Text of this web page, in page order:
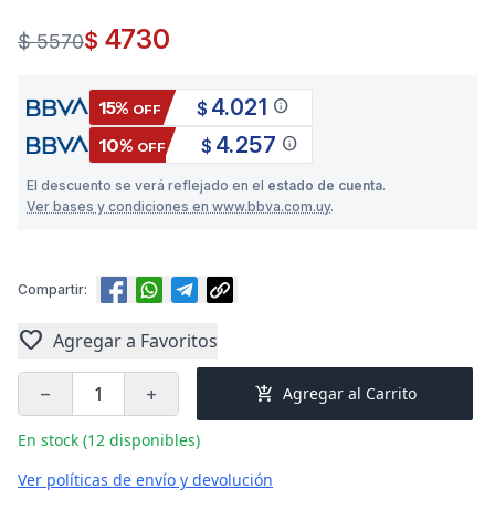
$ 5570$ 4730
15% OFF $ 4.021 info
10% OFF $ 4.257 info
El descuento se verá reflejado en el estado de cuenta.
Ver bases y condiciones en www.bbva.com.uy.
Compartir:
favorite Agregar a Favoritos
remove add add_shopping_cart Agregar al Carrito
En stock (12 disponibles)
Ver políticas de envío y devolución